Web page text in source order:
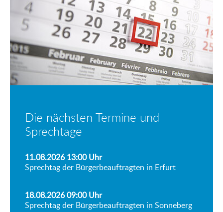
Die nächsten Termine und
Sprechtage
11.08.2026 13:00Uhr
Sprechtag der Bürgerbeauftragten in Erfurt
18.08.2026 09:00Uhr
Sprechtag der Bürgerbeauftragten in Sonneberg